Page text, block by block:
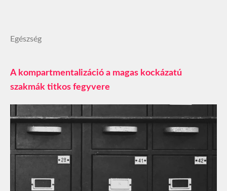
Egészség
A kompartmentalizáció a magas kockázatú
szakmák titkos fegyvere